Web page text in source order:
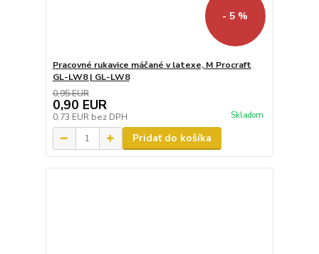
- 5 %
Pracovné rukavice máčané v latexe, M Procraft
GL-LW8 | GL-LW8
0,95 EUR
0,90 EUR
0,73 EUR bez DPH Skladom
Pridať do košíka